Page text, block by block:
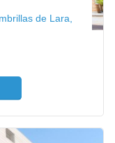
de Lara,